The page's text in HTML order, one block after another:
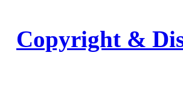
Copyright &